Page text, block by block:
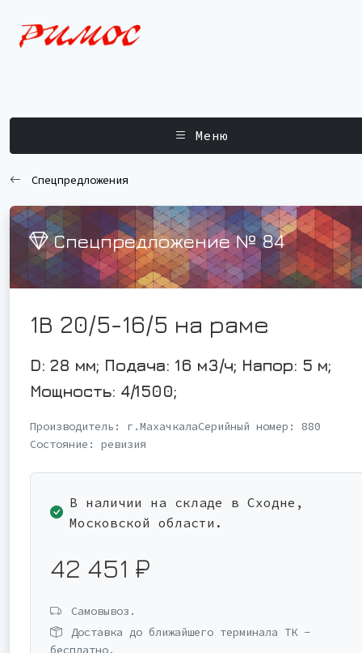
Меню
Спецпредложения
Спецпредложение № 84
1В 20/5-16/5 на раме
D: 28 мм; Подача: 16 м3/ч; Напор: 5 м;
Мощность: 4/1500;
Производитель: г.МахачкалаСерийный номер: 880
Состояние: ревизия
В наличии на складе в Сходне,
Московской области.
42 451 ₽
Самовывоз.
Доставка до ближайшего терминала ТК -
бесплатно.